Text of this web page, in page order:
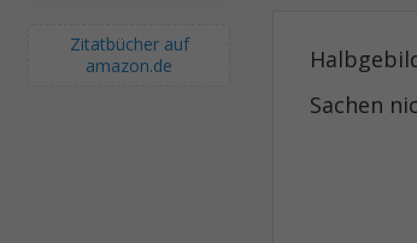
Zitatbücher auf
amazon.de
Sachen